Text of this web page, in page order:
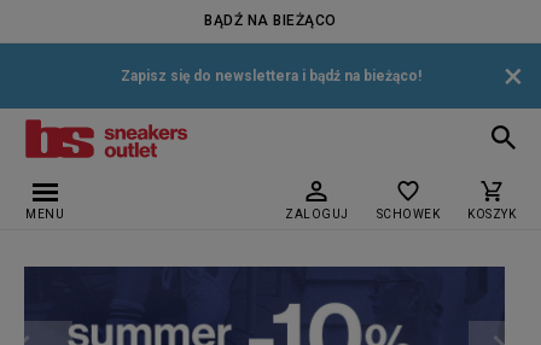
BĄDŹ NA BIEŻĄCO
Zapisz się do newslettera i bądź na bieżąco! ×
MENU ZALOGUJ SCHOWEK KOSZYK